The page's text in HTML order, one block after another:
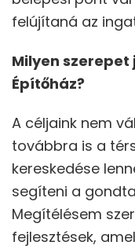
felújítaná az
Milyen
Építőház?
A céljaink nem
továbbra is a
kereskedése
segíteni a
Megítélésem
fejlesztések,